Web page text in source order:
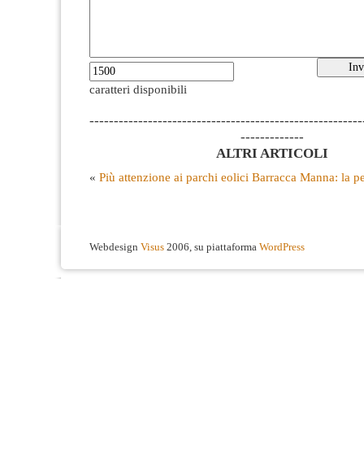
caratteri disponibili
-------------
ALTRI ARTICOLI
« Più attenzione ai parchi eolici Barracca Manna: la
Webdesign Visus 2006, su piattaforma WordPress